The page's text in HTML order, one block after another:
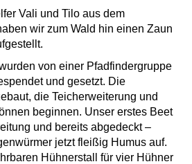
Vali und Tilo aus dem
wir zum Wald hin einen Zaun
von einer Pfadfindergruppe
und gesetzt. Die
die Teicherweiterung und
beginnen. Unser erstes Beet
und bereits abgedeckt –
jetzt fleißig Humus auf.
Hühnerstall für vier Hühner